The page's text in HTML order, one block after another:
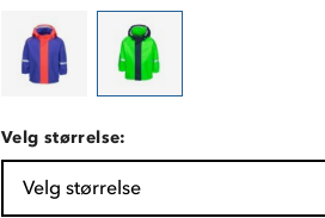
Velg størrelse:
Velg størrelse